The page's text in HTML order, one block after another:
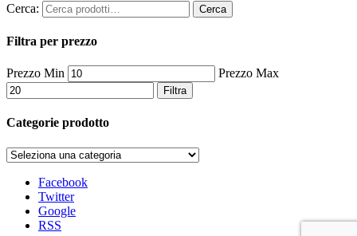
Cerca: Cerca
Filtra per prezzo
Prezzo Min Prezzo Max
Filtra
Categorie prodotto
Facebook
Twitter
Google
RSS